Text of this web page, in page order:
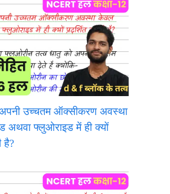
उच्चतम ऑक्सीकरण अवस्था
फ्लुओराइड में ही क्यों
है?